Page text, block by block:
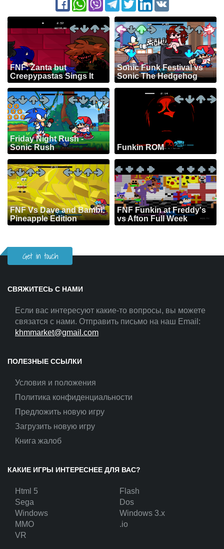
FNF: Zanta but
Creepypastas Sings It
Sonic Funk Festival vs
Sonic The Hedgehog
Friday Night Rush -
Sonic Rush
Funkin ROM
FNF Vs Dave and Bambi:
Pineapple Edition
FNF Funkin at Freddy's
vs Afton Full Week
Get in touch
СВЯЖИТЕСЬ С НАМИ
Если вас интересуют какие-то вопросы, вы можете
связатся с нами. Отправить письмо на наш Email:
khmmarket@gmail.com
ПОЛЕЗНЫЕ ССЫЛКИ
Условия и положения
Политика конфиденциальности
Предложить новую игру
Загрузить новую игру
Книга жалоб
КАКИЕ ИГРЫ ИНТЕРЕСНЕЕ ДЛЯ ВАС?
Html 5
Flash
Sega
Dos
Windows
Windows 3.x
MMO
.io
VR